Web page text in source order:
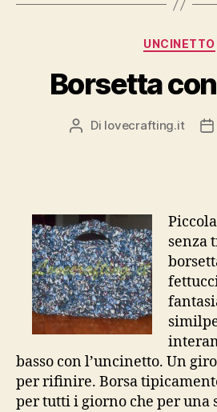
UNCINETTO
Borsetta
Autore
Di lovecrafting.it
senza
basso con l’uncinetto. Un
per rifinire. Borsa
per tutti i giorno che per una